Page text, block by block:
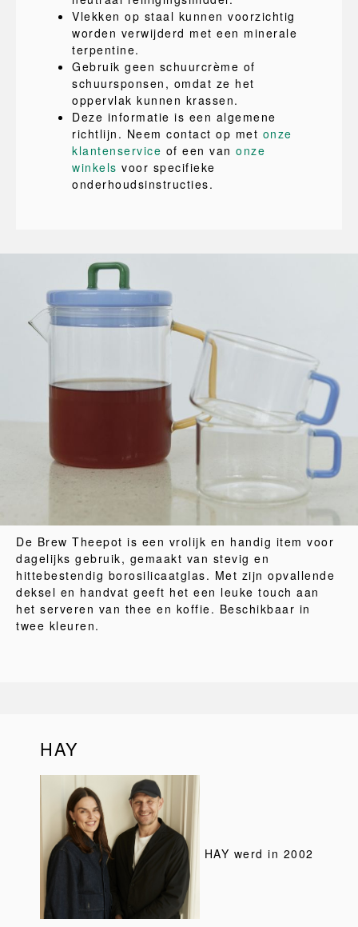
Vlekken op staal kunnen voorzichtig
worden verwijderd met een minerale
terpentine.
Gebruik geen schuurcrème of
schuursponsen, omdat ze het
oppervlak kunnen krassen.
Deze informatie is een algemene
richtlijn. Neem contact op met onze
klantenservice of een van onze
winkels voor specifieke
onderhoudsinstructies.
De Brew Theepot is een vrolijk en handig item voor
dagelijks gebruik, gemaakt van stevig en
hittebestendig borosilicaatglas. Met zijn opvallende
deksel en handvat geeft het een leuke touch aan
het serveren van thee en koffie. Beschikbaar in
twee kleuren.
HAY
HAY werd in 2002